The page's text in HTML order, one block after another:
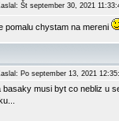
Št september 30, 2021
pomalu chystam na mereni
Po september 13, 2021
basaky musi byt co nebliz u